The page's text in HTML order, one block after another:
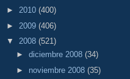
► 2010 (400)
► 2009 (406)
▼ 2008 (521)
► diciembre 2008 (34)
► noviembre 2008 (35)